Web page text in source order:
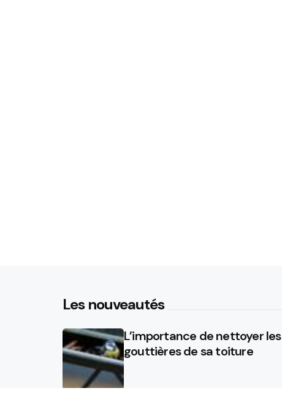
Les nouveautés
L’importance de nettoyer les
gouttières de sa toiture